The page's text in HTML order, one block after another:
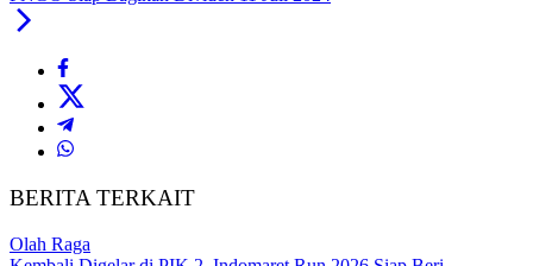
BERITA TERKAIT
Olah Raga